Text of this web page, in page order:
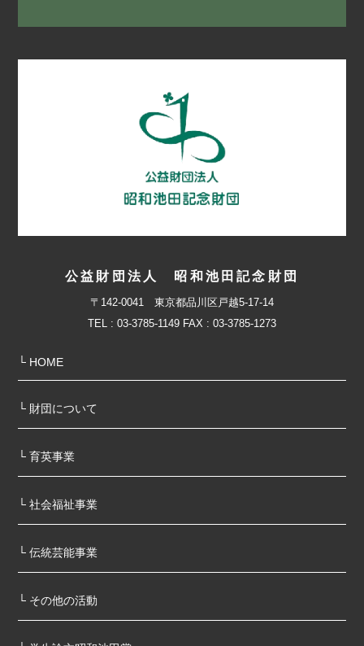
公益財団法人 昭和池田記念財団
〒142-0041 東京都品川区戸越5-17-14
TEL : 03-3785-1149 FAX : 03-3785-1273
└ HOME
└ 財団について
└ 育英事業
└ 社会福祉事業
└ 伝統芸能事業
└ その他の活動